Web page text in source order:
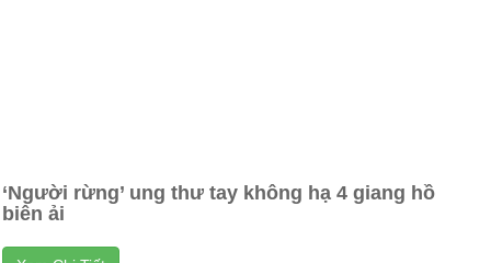
‘Người rừng’ ung thư tay không hạ 4 giang hồ
biên ải